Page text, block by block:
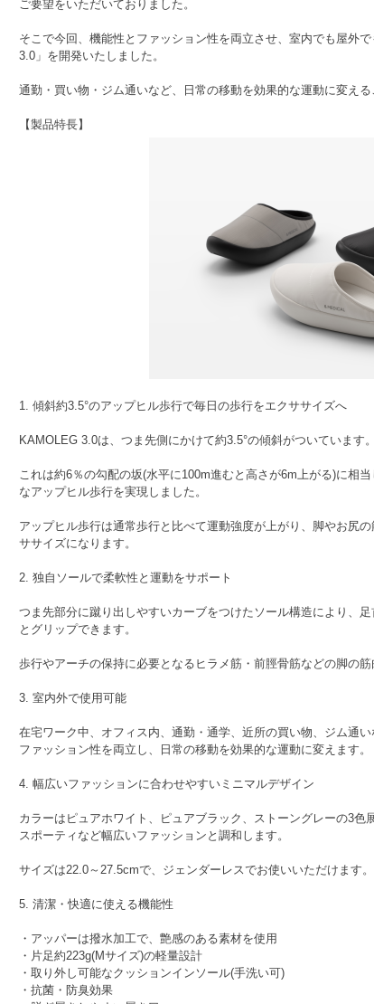
ご要望をいただいておりました。
そこで今回、機能性とファッション性を両立させ、室内でも屋外
3.0」を開発いたしました。
通勤・買い物・ジム通いなど、日常の移動を効果的な運動に変え
【製品特長】
1. 傾斜約3.5°のアップヒル歩行で毎日の歩行をエクササイズへ
KAMOLEG 3.0は、つま先側にかけて約3.5°の傾斜がついています。
これは約6％の勾配の坂(水平に100m進むと高さが6m上がる)に相
なアップヒル歩行を実現しました。
アップヒル歩行は通常歩行と比べて運動強度が上がり、脚やお尻
ササイズになります。
2. 独自ソールで柔軟性と運動をサポート
つま先部分に蹴り出しやすいカーブをつけたソール構造により、
とグリップできます。
歩行やアーチの保持に必要となるヒラメ筋・前脛骨筋などの脚の筋
3. 室内外で使用可能
在宅ワーク中、オフィス内、通勤・通学、近所の買い物、ジム通
ファッション性を両立し、日常の移動を効果的な運動に変えます。
4. 幅広いファッションに合わせやすいミニマルデザイン
カラーはピュアホワイト、ピュアブラック、ストーングレーの3色
スポーティなど幅広いファッションと調和します。
サイズは22.0～27.5cmで、ジェンダーレスでお使いいただけます。
5. 清潔・快適に使える機能性
・アッパーは撥水加工で、艶感のある素材を使用
・片足約223g(Mサイズ)の軽量設計
・取り外し可能なクッションインソール(手洗い可)
・抗菌・防臭効果